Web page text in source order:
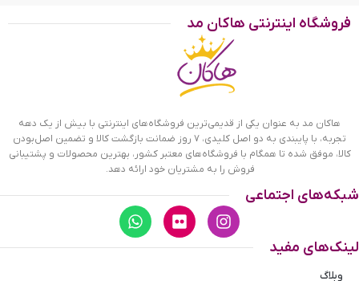
ادکلن کودک فیل آبی بیبی بیر 34-144 با جعبه
ویژگی های ظاهری ادکلن کودک فیل آبی بیبی لاو 34-144
ادکلن کودک علاوه بر داشتن مواد معطر مخصوص به
کودکان که بیشتر به سلامت کودک توجه دارند، دارای ظاهری
هستند که بیشتر علایق کودک را مورد توجه قرار داده است.
کودکان با وجود بازیگوشی ظاهری اما دقت بسیار بالایی بر
جزئیات وسایل خود دارند و گاهی درباره چیزی سوال می‌کنند
که ما را شگفت زده می کنند. پس پیش از انتخاب ادکلن برای
بچه ها همه چیز را به دقت بررسی کنید. ظرف توپی شکل
فروشگاه اینترنتی هاکان مد
هاکان مد به عنوان یکی از قدیمی‌ترین فروشگاه‌های اینترنتی با بیش از یک دهه
تجربه، با پایبندی به دو اصل کلیدی، ۷ روز ضمانت بازگشت کالا و تضمین اصل‌بودن
کالا، موفق شده تا همگام با فروشگاه‌های معتبر کشور، بهترین محصولات و پشتیبانی
فروش را به مشتریان خود ارائه دهد.
شبکه‌های اجتماعی
لینک‌های مفید
وبلاگ